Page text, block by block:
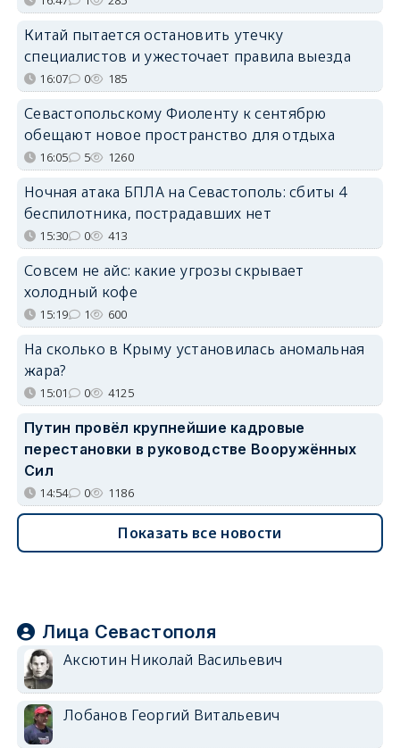
Китай пытается остановить утечку
специалистов и ужесточает правила выезда
16:07 0 185
Севастопольскому Фиоленту к сентябрю
обещают новое пространство для отдыха
16:05 5 1260
Ночная атака БПЛА на Севастополь: сбиты 4
беспилотника, пострадавших нет
15:30 0 413
Совсем не айс: какие угрозы скрывает
холодный кофе
15:19 1 600
На сколько в Крыму установилась аномальная
жара?
15:01 0 4125
Путин провёл крупнейшие кадровые
перестановки в руководстве Вооружённых
Сил
14:54 0 1186
Показать все новости
Лица Севастополя
Аксютин Николай Васильевич
Лобанов Георгий Витальевич